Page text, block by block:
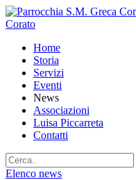
Corato
Home
Storia
Servizi
Eventi
News
Associazioni
Luisa Piccarreta
Contatti
Elenco news